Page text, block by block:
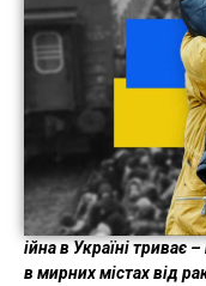
ійна в Україні триває
в мирних містах від